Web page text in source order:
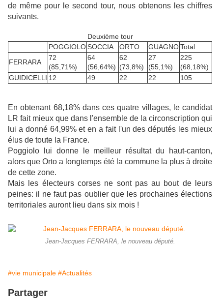
de même pour le second tour, nous obtenons les chiffres
suivants.
Deuxième tour
POGGIOLOSOCCIA ORTO GUAGNOTotal
FERRARA
72
(85,71%)
64
(56,64%)
62
(73,8%)
27
(55,1%)
225
(68,18%)
GUIDICELLI 12 49 22 22 105
En obtenant 68,18% dans ces quatre villages, le candidat
LR fait mieux que dans l'ensemble de la circonscription qui
lui a donné 64,99% et en a fait l'un des députés les mieux
élus de toute la France.
Poggiolo lui donne le meilleur résultat du haut-canton,
alors que Orto a longtemps été la commune la plus à droite
de cette zone.
Mais les électeurs corses ne sont pas au bout de leurs
peines: il ne faut pas oublier que les prochaines élections
territoriales auront lieu dans six mois !
Jean-Jacques FERRARA, le nouveau député.
#vie municipale #Actualités
Partager